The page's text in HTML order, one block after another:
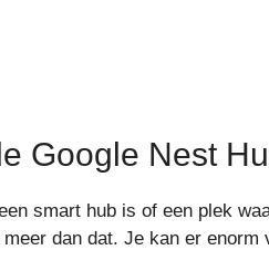
Google Nest
smart hub is of een plek
dan dat. Je kan er enorm